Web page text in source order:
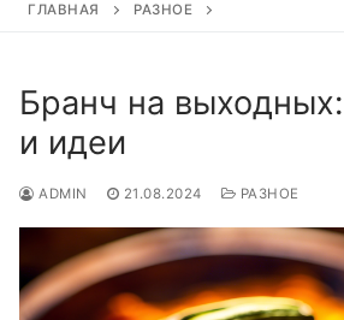
ГЛАВНАЯ РАЗНОЕ
Бранч на
и идеи
ADMIN 21.08.2024 РАЗНОЕ